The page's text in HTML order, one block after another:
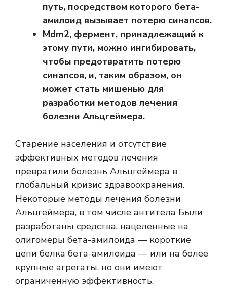
путь, посредством которого бета-
амилоид вызывает потерю синапсов.
Mdm2, фермент, принадлежащий к
этому пути, можно ингибировать,
чтобы предотвратить потерю
синапсов, и, таким образом, он
может стать мишенью для
разработки методов лечения
болезни Альцгеймера.
Старение населения и отсутствие
эффективных методов лечения
превратили болезнь Альцгеймера в
глобальный кризис здравоохранения.
Некоторые методы лечения болезни
Альцгеймера, в том числе антитела Были
разработаны средства, нацеленные на
олигомеры бета-амилоида — короткие
цепи белка бета-амилоида — или на более
крупные агрегаты, но они имеют
ограниченную эффективность.